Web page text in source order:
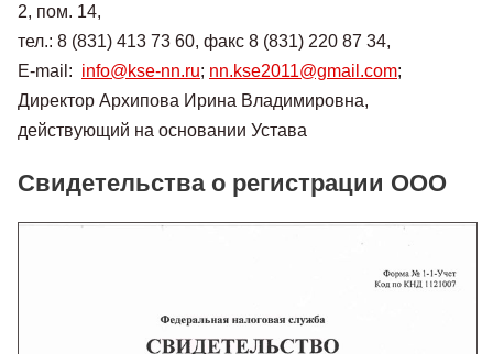
2, пом. 14,
тел.: 8 (831) 413 73 60, факс 8 (831) 220 87 34,
E-mail: info@kse-nn.ru; nn.kse2011@gmail.com;
Директор Архипова Ирина Владимировна,
действующий на основании Устава
Свидетельства о регистрации ООО